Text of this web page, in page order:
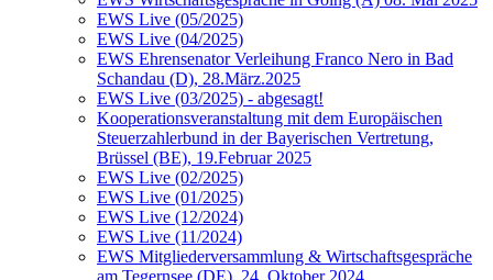
EWS Live (05/2025)
EWS Live (04/2025)
EWS Ehrensenator Verleihung Franco Nero in Bad
Schandau (D), 28.März.2025
EWS Live (03/2025) - abgesagt!
Kooperationsveranstaltung mit dem Europäischen
Steuerzahlerbund in der Bayerischen Vertretung,
Brüssel (BE), 19.Februar 2025
EWS Live (02/2025)
EWS Live (01/2025)
EWS Live (12/2024)
EWS Live (11/2024)
EWS Mitgliederversammlung & Wirtschaftsgespräche
am Tegernsee (DE), 24. Oktober 2024